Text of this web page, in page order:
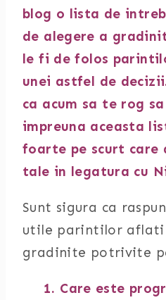
blog o lista de
de alegere a
le fi de folos
unei astfel de
ca acum sa te rog
impreuna aceasta
foarte pe scurt care
tale in legatura cu
Sunt sigura ca
utile parintilor aflati
gradinite potrivite
1. Care este